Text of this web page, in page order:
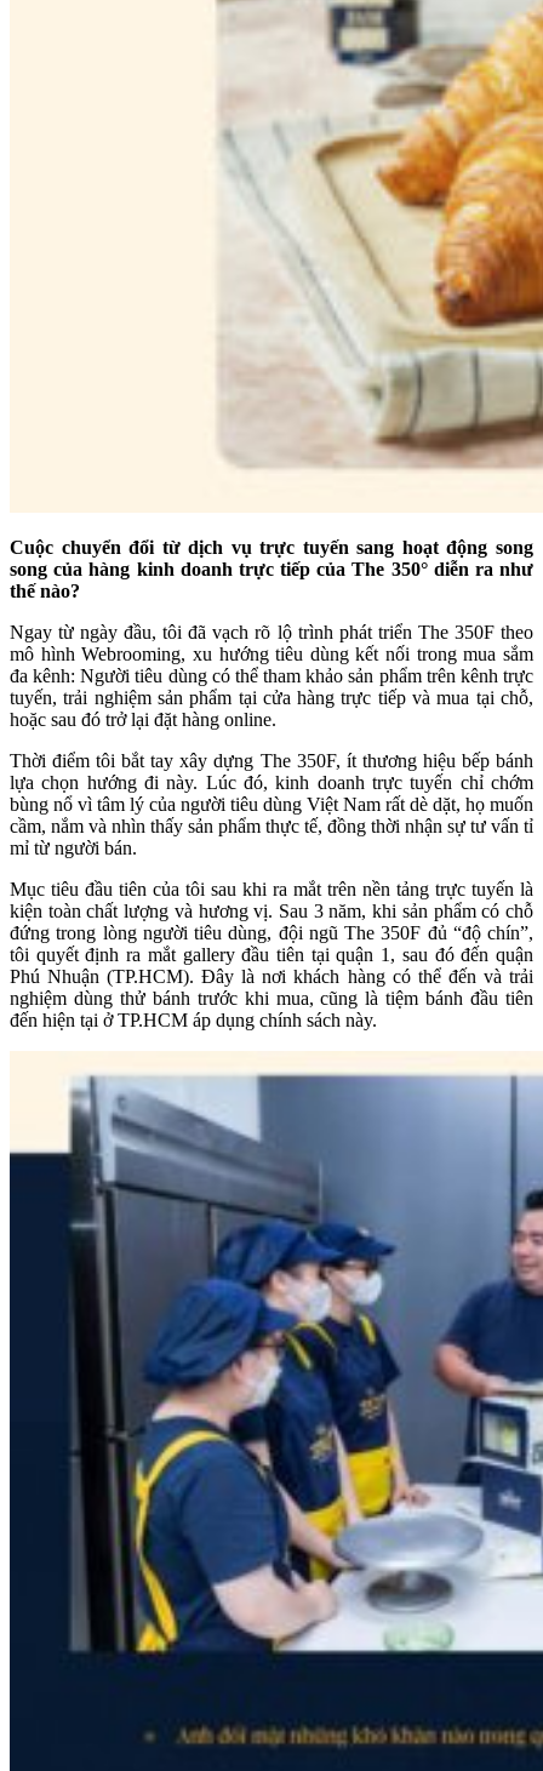
Cuộc chuyển đổi từ dịch vụ trực tuyến sang hoạt động song
song của hàng kinh doanh trực tiếp của The 350° diễn ra như
thế nào?
Ngay từ ngày đầu, tôi đã vạch rõ lộ trình phát triển The 350F theo
mô hình Webrooming, xu hướng tiêu dùng kết nối trong mua sắm
đa kênh: Người tiêu dùng có thể tham khảo sản phẩm trên kênh trực
tuyến, trải nghiệm sản phẩm tại cửa hàng trực tiếp và mua tại chỗ,
hoặc sau đó trở lại đặt hàng online.
Thời điểm tôi bắt tay xây dựng The 350F, ít thương hiệu bếp bánh
lựa chọn hướng đi này. Lúc đó, kinh doanh trực tuyến chỉ chớm
bùng nổ vì tâm lý của người tiêu dùng Việt Nam rất dè dặt, họ muốn
cầm, nắm và nhìn thấy sản phẩm thực tế, đồng thời nhận sự tư vấn tỉ
mỉ từ người bán.
Mục tiêu đầu tiên của tôi sau khi ra mắt trên nền tảng trực tuyến là
kiện toàn chất lượng và hương vị. Sau 3 năm, khi sản phẩm có chỗ
đứng trong lòng người tiêu dùng, đội ngũ The 350F đủ “độ chín”,
tôi quyết định ra mắt gallery đầu tiên tại quận 1, sau đó đến quận
Phú Nhuận (TP.HCM). Đây là nơi khách hàng có thể đến và trải
nghiệm dùng thử bánh trước khi mua, cũng là tiệm bánh đầu tiên
đến hiện tại ở TP.HCM áp dụng chính sách này.